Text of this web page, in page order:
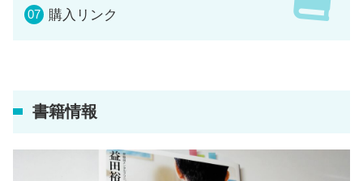
購入リンク
書籍情報